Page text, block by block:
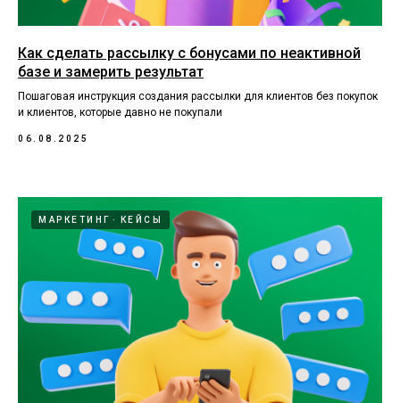
Как сделать рассылку с бонусами по неактивной
базе и замерить результат
Пошаговая инструкция создания рассылки для клиентов без покупок
и клиентов, которые давно не покупали
06.08.2025
МАРКЕТИНГ КЕЙСЫ